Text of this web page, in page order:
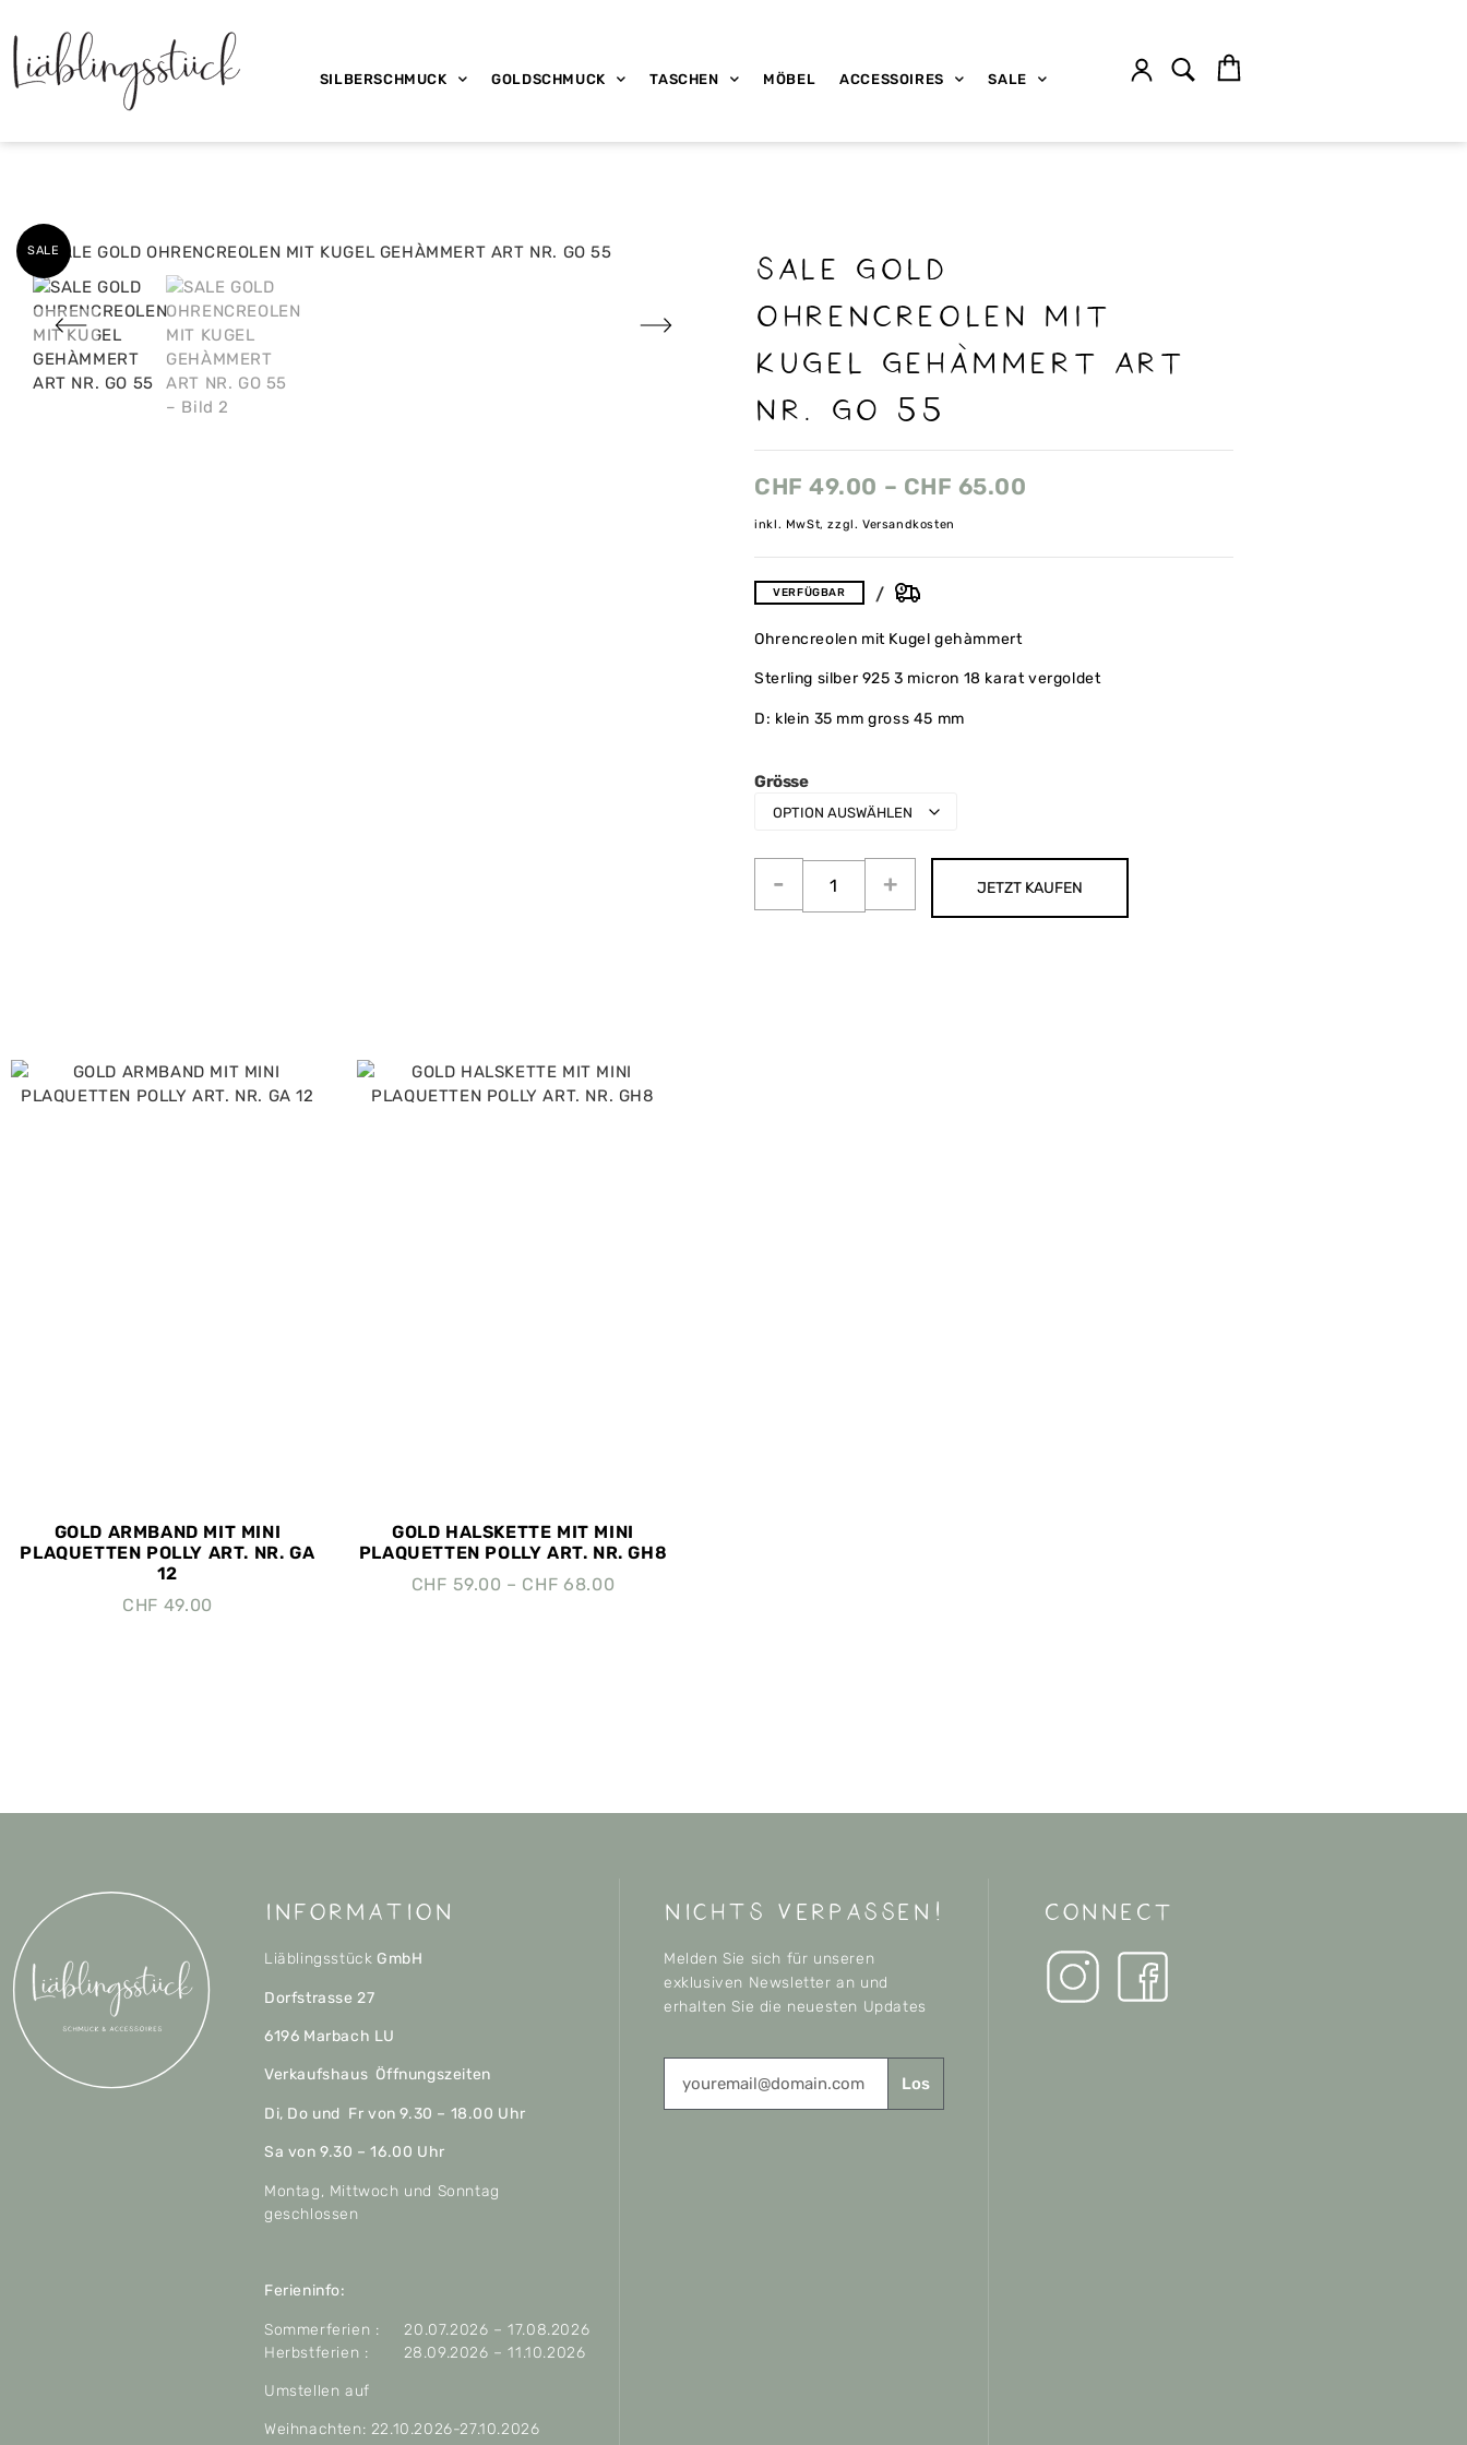
SILBERSCHMUCK GOLDSCHMUCK TASCHEN MÖBEL ACCESSOIRES SALE
SALE SALE GOLD
OHRENCREOLEN MIT
KUGEL GEHÀMMERT ART
NR. GO 55
CHF 49.00 – CHF 65.00
inkl. MwSt, zzgl. Versandkosten
VERFÜGBAR
Ohrencreolen mit Kugel gehàmmert
Sterling silber 925 3 micron 18 karat vergoldet
D: klein 35 mm gross 45 mm
Grösse
JETZT KAUFEN
GOLD ARMBAND MIT MINI
PLAQUETTEN POLLY ART. NR. GA
12
CHF 49.00
GOLD HALSKETTE MIT MINI
PLAQUETTEN POLLY ART. NR. GH8
CHF 59.00 – CHF 68.00
Information
Liäblingsstück GmbH
Dorfstrasse 27
6196 Marbach LU
Verkaufshaus Öffnungszeiten
Di, Do und Fr von 9.30 – 18.00 Uhr
Sa von 9.30 – 16.00 Uhr
Montag, Mittwoch und Sonntag
geschlossen
Ferieninfo:
Sommerferien : 20.07.2026 – 17.08.2026
Herbstferien : 28.09.2026 – 11.10.2026
Umstellen auf
Weihnachten: 22.10.2026-27.10.2026
nichts verpassen!
Melden Sie sich für unseren
exklusiven Newsletter an und
erhalten Sie die neuesten Updates
Los
CONNECT